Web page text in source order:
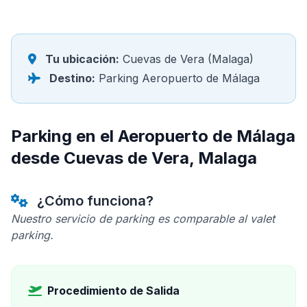
Tu ubicación: Cuevas de Vera (Malaga)
Destino: Parking Aeropuerto de Málaga
Parking en el Aeropuerto de Málaga
desde Cuevas de Vera, Malaga
¿Cómo funciona?
Nuestro servicio de parking es comparable al valet
parking.
Procedimiento de Salida